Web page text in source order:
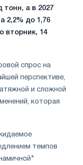
тонн, а в 2027
2,2% до 1,76
вторник, 14
спрос на
перспективе,
и сложной
которая
темпов